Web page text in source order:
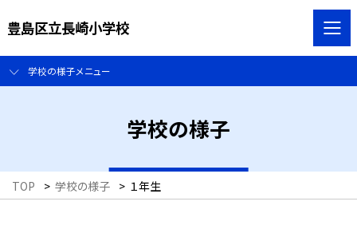
豊島区立長崎小学校
学校の様子メニュー
学校の様子
TOP > 学校の様子 > １年生